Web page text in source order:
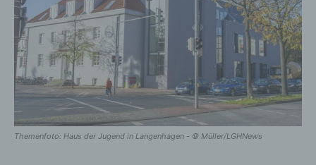
Themenfoto: Haus der Jugend in Langenhagen - © Müller/LGHNews